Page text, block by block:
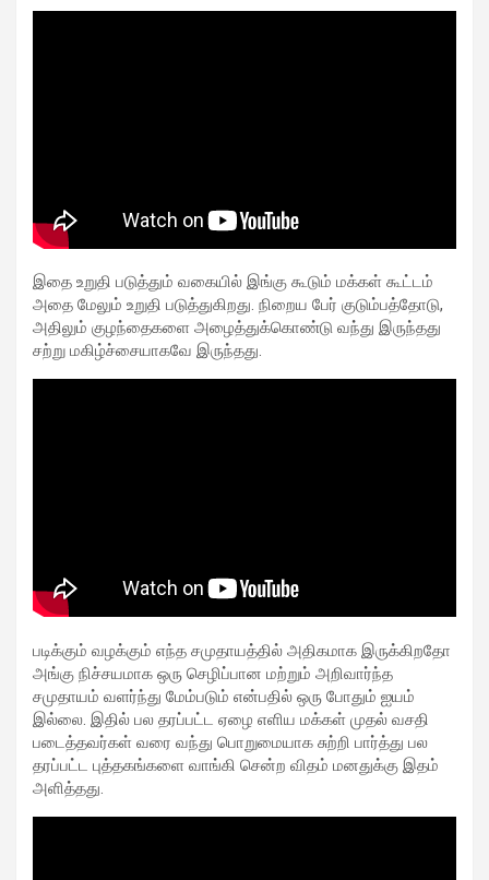
இதை உறுதி படுத்தும் வகையில் இங்கு கூடும் மக்கள் கூட்டம்
அதை மேலும் உறுதி படுத்துகிறது. நிறைய பேர் குடும்பத்தோடு,
அதிலும் குழந்தைகளை அழைத்துக்கொண்டு வந்து இருந்தது
சற்று மகிழ்ச்சையாகவே இருந்தது.
படிக்கும் வழக்கும் எந்த சமுதாயத்தில் அதிகமாக இருக்கிறதோ
அங்கு நிச்சயமாக ஒரு செழிப்பான மற்றும் அறிவார்ந்த
சமுதாயம் வளர்ந்து மேம்படும் என்பதில் ஒரு போதும் ஐயம்
இல்லை. இதில் பல தரப்பட்ட ஏழை எளிய மக்கள் முதல் வசதி
படைத்தவர்கள் வரை வந்து பொறுமையாக சுற்றி பார்த்து பல
தரப்பட்ட புத்தகங்களை வாங்கி சென்ற விதம் மனதுக்கு இதம்
அளித்தது.